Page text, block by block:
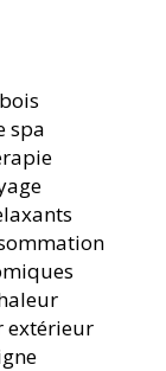
spa
extérieur